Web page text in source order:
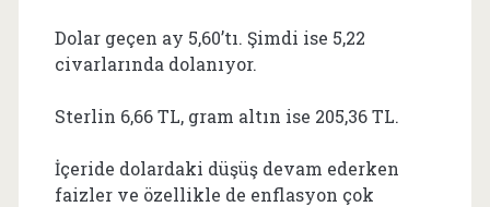
Dolar geçen ay 5,60’tı. Şimdi ise 5,22
civarlarında dolanıyor.
Sterlin 6,66 TL, gram altın ise 205,36 TL.
İçeride dolardaki düşüş devam ederken
faizler ve özellikle de enflasyon çok